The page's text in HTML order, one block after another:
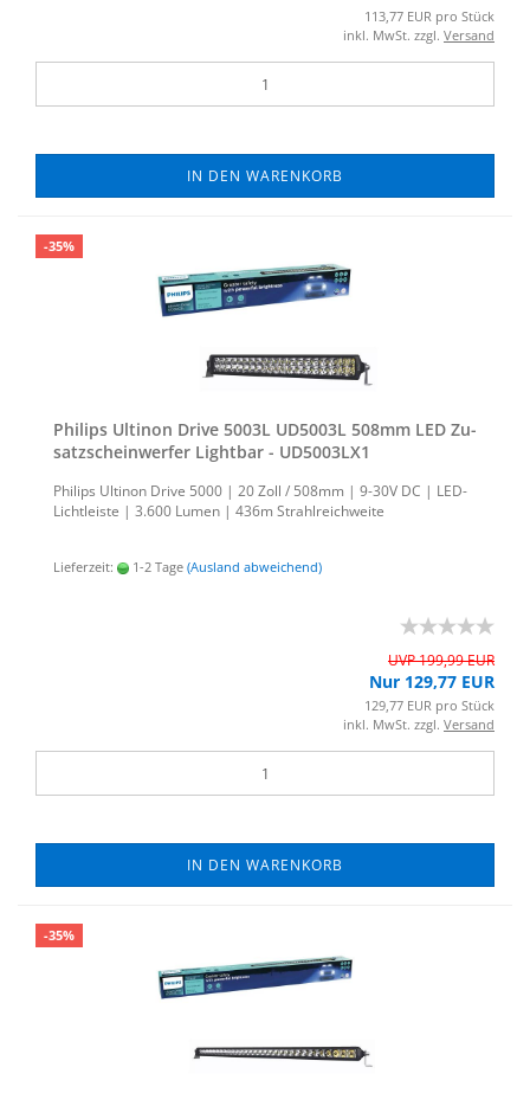
113,77 EUR pro Stück
inkl. MwSt. zzgl. Versand
IN DEN WARENKORB
-35%
Phil­ips Ul­ti­non Drive 5003L UD5003L 508mm LED Zu­
satz­schein­wer­fer Light­bar - UD5003LX1
Phil­ips Ul­ti­non Drive 5000 | 20 Zoll / 508mm | 9-30V DC | LED-​
Lichtleiste | 3.600 Lumen | 436m Strahl­reich­wei­te
Lieferzeit: 1-2 Tage (Ausland abweichend)
UVP 199,99 EUR
Nur 129,77 EUR
129,77 EUR pro Stück
inkl. MwSt. zzgl. Versand
IN DEN WARENKORB
-35%